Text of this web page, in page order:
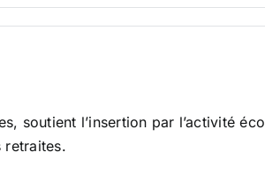
soutient l’insertion par l’activité
retraites.